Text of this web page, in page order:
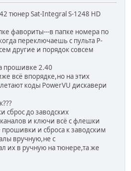
тюнер Sat-Integral S-1248 HD
фавориты---в папке номера по
переключаешь с пульта Р-
другие и порядок совсем
прошивке 2.40
всё впорядке,но на этих
коды РowerVU дискавери
сброс до заводских
и ключи всё с флешки
и сброса к заводским
вручную,не с
их в ручную на тюнере,та же